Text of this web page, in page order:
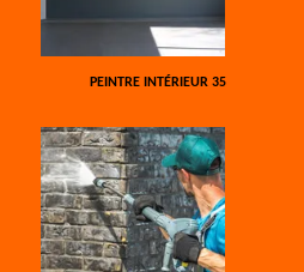
PEINTRE INTÉRIEUR 35